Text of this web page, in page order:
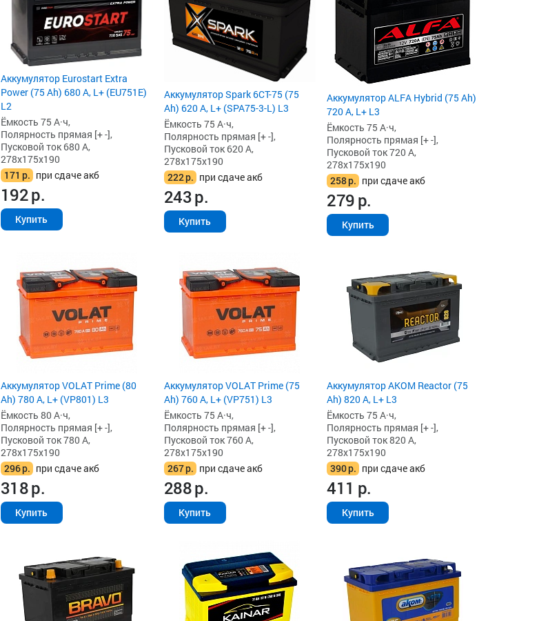
Аккумулятор Eurostart Extra
Power (75 Ah) 680 А, L+ (EU751E)
L2
Ёмкость 75 А·ч,
Полярность прямая [+ -],
Пусковой ток 680 А,
278x175x190
171 р. при сдаче акб
192р.
Купить
Аккумулятор Spark 6СТ-75 (75
Ah) 620 А, L+ (SPA75-3-L) L3
Ёмкость 75 А·ч,
Полярность прямая [+ -],
Пусковой ток 620 А,
278x175x190
222р. при сдаче акб
243р.
Купить
Аккумулятор ALFA Hybrid (75 Ah)
720 А, L+ L3
Ёмкость 75 А·ч,
Полярность прямая [+ -],
Пусковой ток 720 А,
278x175x190
258р. при сдаче акб
279р.
Купить
Аккумулятор VOLAT Prime (80
Ah) 780 А, L+ (VP801) L3
Ёмкость 80 А·ч,
Полярность прямая [+ -],
Пусковой ток 780 А,
278x175x190
296р. при сдаче акб
318р.
Купить
Аккумулятор VOLAT Prime (75
Ah) 760 А, L+ (VP751) L3
Ёмкость 75 А·ч,
Полярность прямая [+ -],
Пусковой ток 760 А,
278x175x190
267р. при сдаче акб
288р.
Купить
Аккумулятор AKOM Reactor (75
Ah) 820 А, L+ L3
Ёмкость 75 А·ч,
Полярность прямая [+ -],
Пусковой ток 820 А,
278x175x190
390р. при сдаче акб
411 р.
Купить